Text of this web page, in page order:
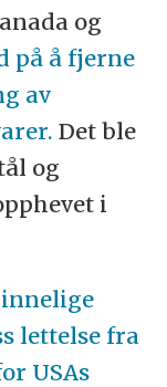
og
på å fjerne
av
Det ble
og
i
lettelse fra
USAs